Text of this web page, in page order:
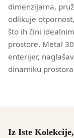
dimenzijama,
odlikuje
što ih čini
prostore. Metal
enterijer,
dinamiku
Iz Iste